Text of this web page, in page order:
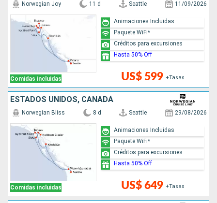
Comidas incluidas
Norwegian Joy 11 d Seattle 11/09/2026
US$ 599 +Tasas
Animaciones Incluidas
Paquete WiFi*
Créditos para excursiones
Hasta 50% Off
ESTADOS UNIDOS, CANADÁ
Comidas incluidas
Norwegian Bliss 8 d Seattle 29/08/2026
US$ 649 +Tasas
Animaciones Incluidas
Paquete WiFi*
Créditos para excursiones
Hasta 50% Off